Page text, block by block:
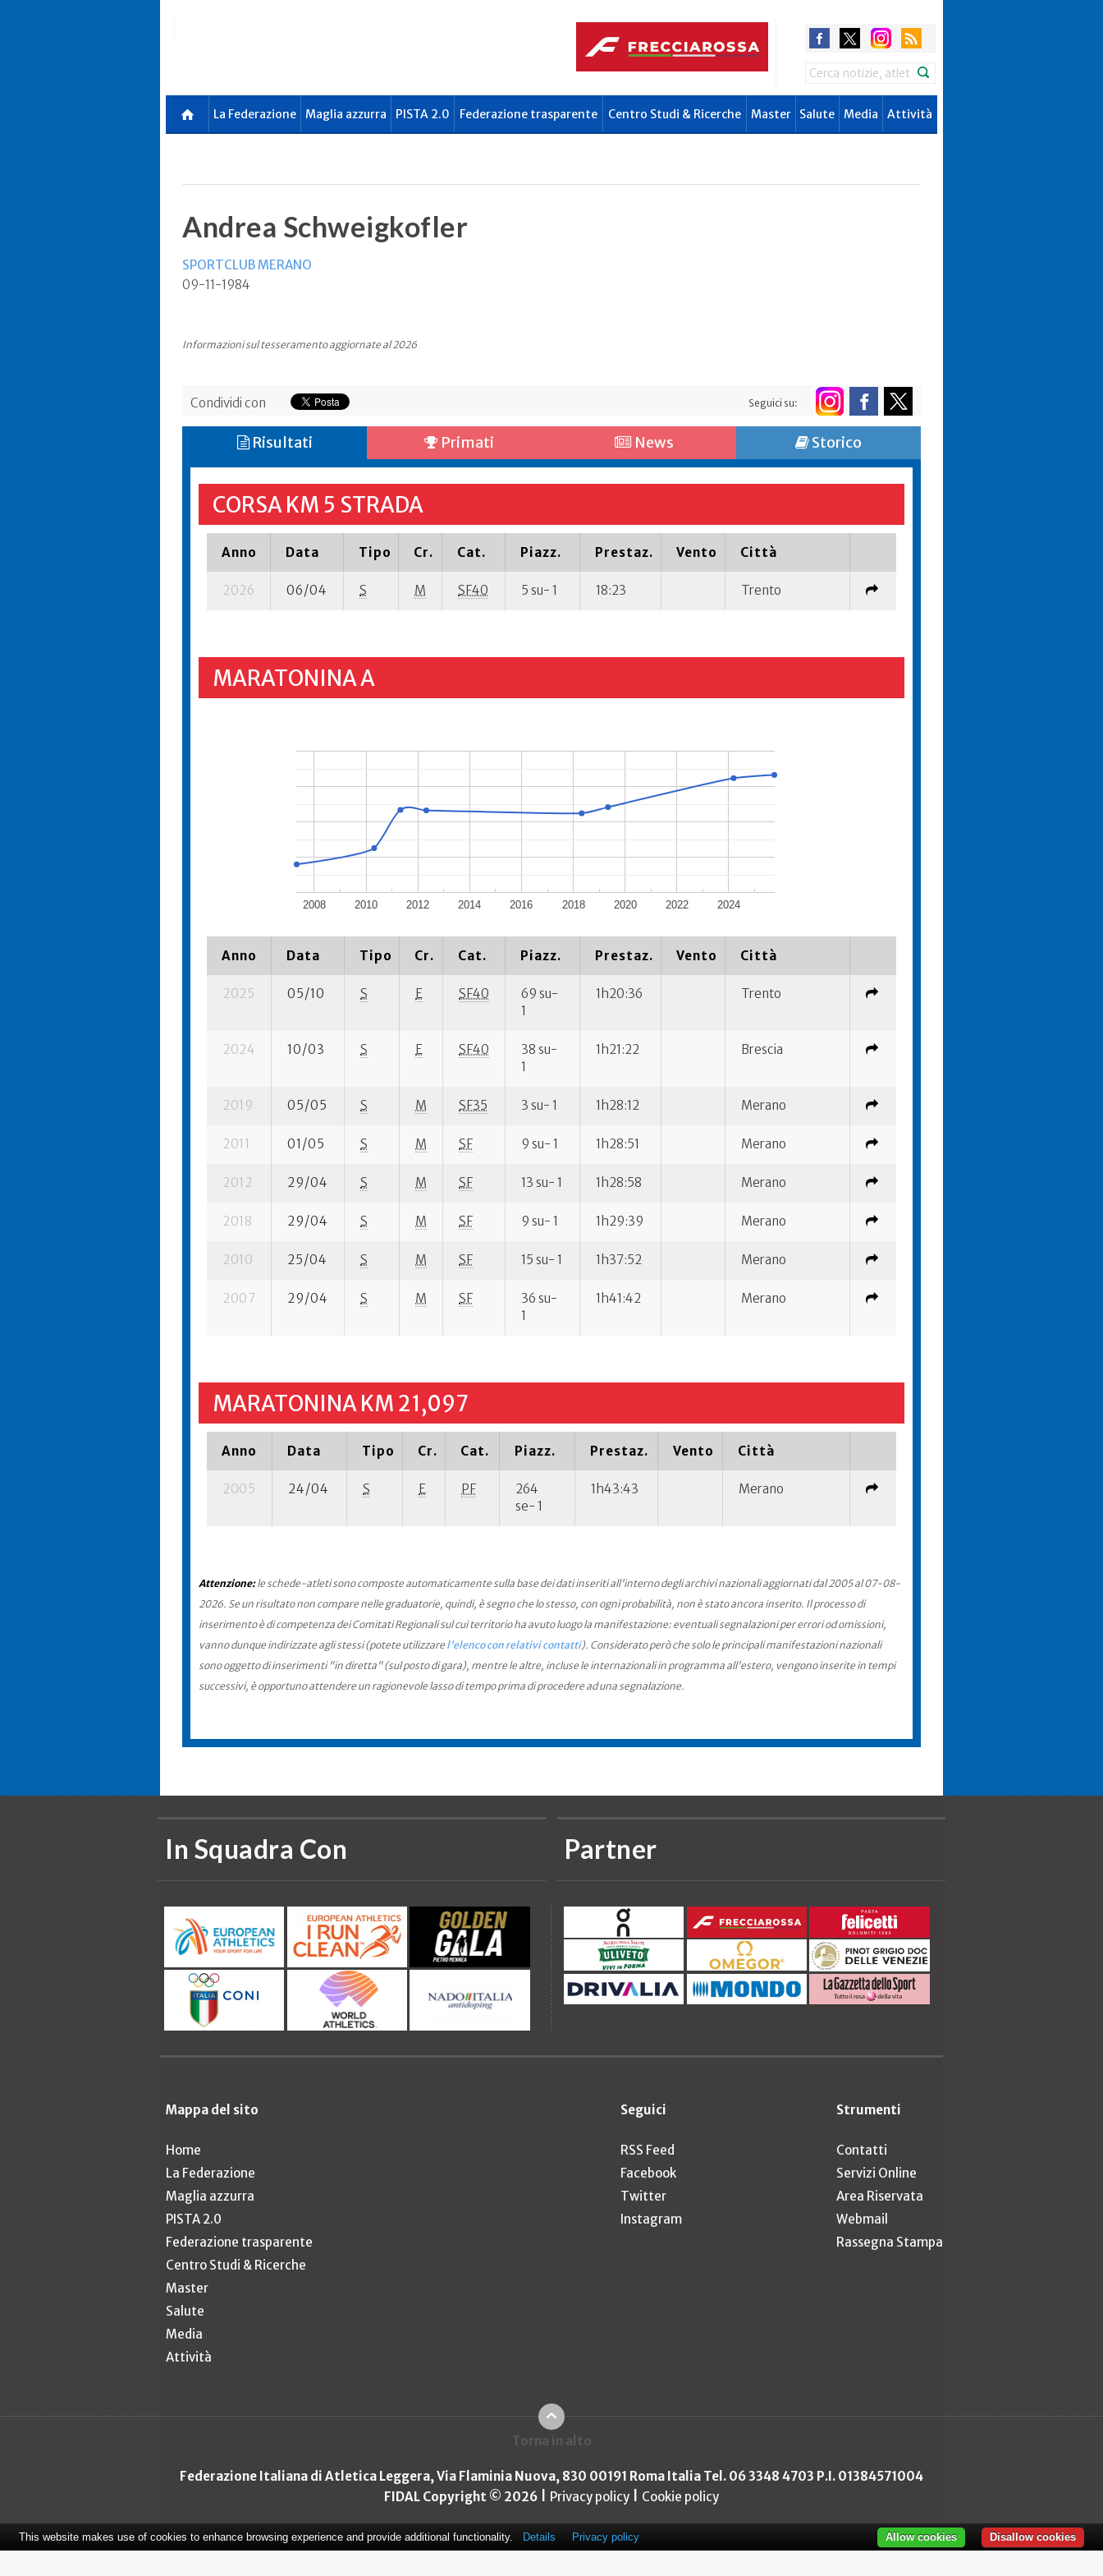
Search
La Federazione Maglia azzurra PISTA 2.0 Federazione trasparente Centro Studi & Ricerche Master Salute Media Attività
Andrea Schweigkofler
SPORTCLUB MERANO
09-11-1984
Informazioni sul tesseramento aggiornate al 2026
Condividi con Seguici su:
Risultati Primati News Storico
CORSA KM 5 STRADA
Anno Data Tipo Cr. Cat. Piazz. Prestaz. Vento Città
2026 06/04 S M SF40 5 su- 1 18:23 Trento
MARATONINA A
2008 2010 2012 2014 2016 2018 2020 2022 2024
Anno Data Tipo Cr. Cat. Piazz. Prestaz. Vento Città
2025 05/10 S E SF40
69 su-
1
1h20:36 Trento
2024 10/03 S E SF40
38 su-
1
1h21:22 Brescia
2019 05/05 S M SF35 3 su- 1 1h28:12 Merano
2011 01/05 S M SF 9 su- 1 1h28:51 Merano
2012 29/04 S M SF 13 su- 1 1h28:58 Merano
2018 29/04 S M SF 9 su- 1 1h29:39 Merano
2010 25/04 S M SF 15 su- 1 1h37:52 Merano
2007 29/04 S M SF
36 su-
1
1h41:42 Merano
MARATONINA KM 21,097
Anno Data Tipo Cr. Cat. Piazz. Prestaz. Vento Città
2005 24/04 S E PF
264
se- 1
1h43:43 Merano
Attenzione:le schede-atleti sono composte automaticamente sulla base dei dati inseriti all'interno degli archivi nazionali aggiornati dal 2005 al 07-08-
2026. Se un risultato non compare nelle graduatorie, quindi, è segno che lo stesso, con ogni probabilità, non è stato ancora inserito. Il processo di
inserimento è di competenza dei Comitati Regionali sul cui territorio ha avuto luogo la manifestazione: eventuali segnalazioni per errori od omissioni,
vanno dunque indirizzate agli stessi (potete utilizzare l'elenco con relativi contatti). Considerato però che solo le principali manifestazioni nazionali
sono oggetto di inserimenti "in diretta" (sul posto di gara), mentre le altre, incluse le internazionali in programma all'estero, vengono inserite in tempi
successivi, è opportuno attendere un ragionevole lasso di tempo prima di procedere ad una segnalazione.
In Squadra Con Partner
Mappa del sito
Home
La Federazione
Maglia azzurra
PISTA 2.0
Federazione trasparente
Centro Studi & Ricerche
Master
Salute
Media
Attività
Seguici
RSS Feed
Facebook
Twitter
Instagram
Strumenti
Contatti
Servizi Online
Area Riservata
Webmail
Rassegna Stampa
Torna in alto
Federazione Italiana di Atletica Leggera, Via Flaminia Nuova, 830 00191 Roma Italia Tel. 06 3348 4703 P.I. 01384571004
FIDAL Copyright © 2026
Privacy policy Cookie policy
This website makes use of cookies to enhance browsing experience and provide additional functionality. Details Privacy policy Disallow cookies
Allow cookies